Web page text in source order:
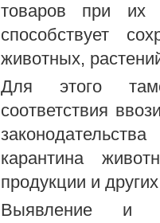
товаров при их
способствует
животных,
Для этого
соответствия
карантина
продукции и
Выявление и